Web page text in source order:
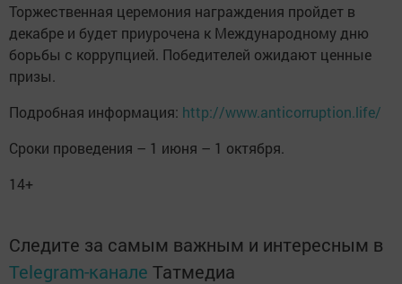
Торжественная церемония награждения пройдет в
декабре и будет приурочена к Международному дню
борьбы с коррупцией. Победителей ожидают ценные
призы.
Подробная информация: http://www.anticorruption.life/
Сроки проведения – 1 июня – 1 октября.
14+
Следите за самым важным и интересным в
Telegram-канале Татмедиа